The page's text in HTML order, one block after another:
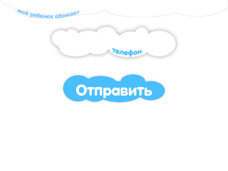
Отправить